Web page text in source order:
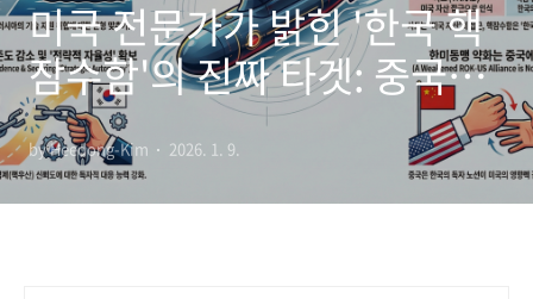
미국 전문가가 밝힌 '한국 핵
잠수함'의 진짜 타겟: 중국이
침묵하는 소름 돋는 이유
by Heedong-Kim 2026. 1. 9.